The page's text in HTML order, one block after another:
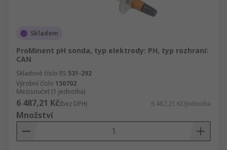
Skladem
ProMinent pH sonda, typ elektrody: PH, typ rozhraní:
CAN
Skladové číslo RS 531-292
Výrobní číslo 150702
Mezisoučet (1 jednotka)
6 487,21 Kč(bez DPH) 6 487,21 Kč/jednotka
Množství